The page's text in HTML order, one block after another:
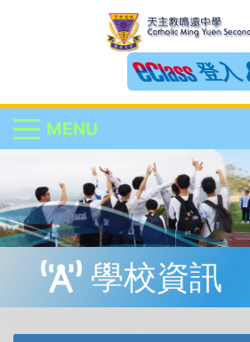
登入
MENU
學校資訊